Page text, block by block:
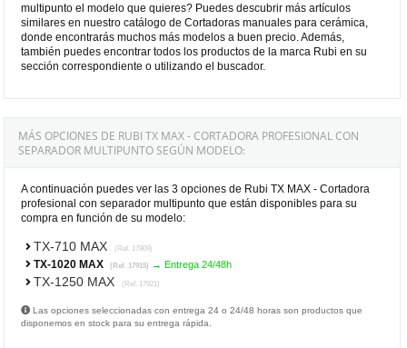
multipunto el modelo que quieres? Puedes descubrir más artículos
similares en nuestro catálogo de Cortadoras manuales para cerámica,
donde encontrarás muchos más modelos a buen precio. Además,
también puedes encontrar todos los productos de la marca Rubi en su
sección correspondiente o utilizando el buscador.
MÁS OPCIONES DE RUBI TX MAX - CORTADORA PROFESIONAL CON
SEPARADOR MULTIPUNTO SEGÚN MODELO:
A continuación puedes ver las 3 opciones de Rubi TX MAX - Cortadora
profesional con separador multipunto que están disponibles para su
compra en función de su modelo:
TX-710 MAX (Ref. 17909)
TX-1020 MAX (Ref. 17915) → Entrega 24/48h
TX-1250 MAX (Ref. 17921)
Las opciones seleccionadas con entrega 24 o 24/48 horas son productos que
disponemos en stock para su entrega rápida.